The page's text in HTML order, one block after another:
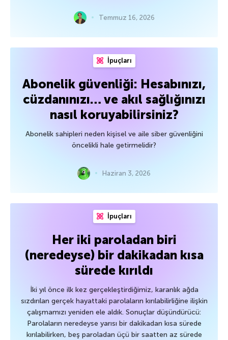
Temmuz 16, 2026
İpuçları
Abonelik güvenliği: Hesabınızı,
cüzdanınızı… ve akıl sağlığınızı
nasıl koruyabilirsiniz?
Abonelik sahipleri neden kişisel ve aile siber güvenliğini
öncelikli hale getirmelidir?
Haziran 3, 2026
İpuçları
Her iki paroladan biri
(neredeyse) bir dakikadan kısa
sürede kırıldı
İki yıl önce ilk kez gerçekleştirdiğimiz, karanlık ağda
sızdırılan gerçek hayattaki parolaların kırılabilirliğine ilişkin
çalışmamızı yeniden ele aldık. Sonuçlar düşündürücü:
Parolaların neredeyse yarısı bir dakikadan kısa sürede
kırılabilirken, beş paroladan üçü bir saatten az sürede